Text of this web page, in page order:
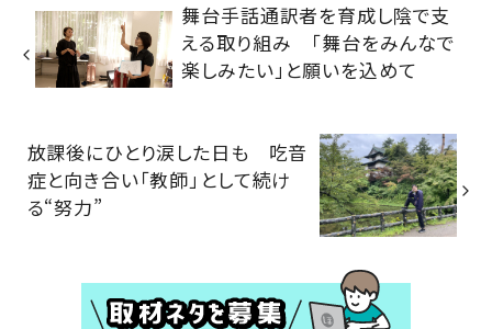
舞台手話通訳者を育成し陰で支
える取り組み 「舞台をみんなで
楽しみたい」と願いを込めて
放課後にひとり涙した日も 吃音
症と向き合い「教師」として続け
る“努力”